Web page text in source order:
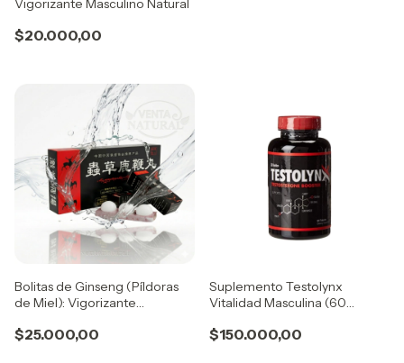
Vigorizante Masculino Natural
$20.000,00
Bolitas de Ginseng (Píldoras
de Miel): Vigorizante
Acción Progresiva
$25.000,00
Suplemento Testolynx
Vitalidad Masculina (60
$150.000,00